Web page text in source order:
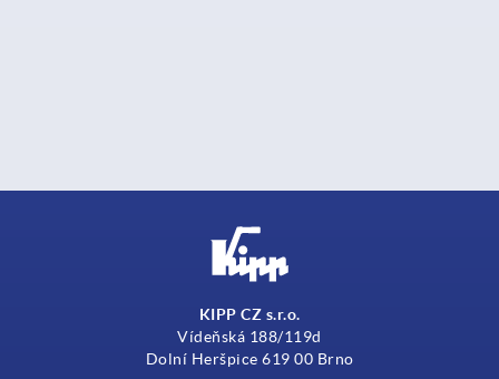
KIPP CZ s.r.o.
Vídeňská 188/119d
Dolní Heršpice 619 00 Brno